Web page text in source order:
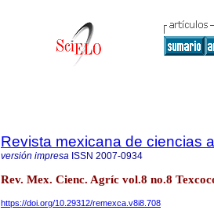
Revista mexicana de ciencias
versión impresa ISSN 2007-0934
Rev. Mex. Cienc. Agríc vol.8 no.8
https://doi.org/10.29312/remexca.v8i8.708